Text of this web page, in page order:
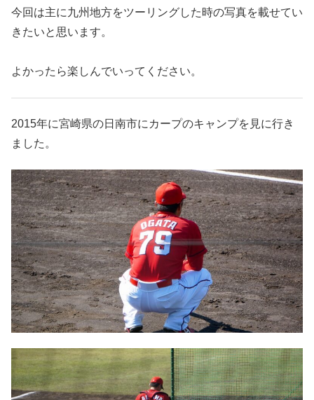
今回は主に九州地方をツーリングした時の写真を載せてい
きたいと思います。
よかったら楽しんでいってください。
2015年に宮崎県の日南市にカープのキャンプを見に行き
ました。